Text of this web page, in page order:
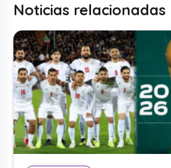
Noticias relacionadas